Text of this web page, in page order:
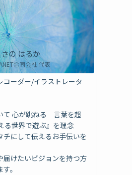
さの はるか
合同会社 代表
コーダー/イラストレータ
て 心が跳ねる 言葉を超
る世界で遊ぶ』を理念
チにして伝えるお手伝いを
届けたいビジョンを持つ方
。